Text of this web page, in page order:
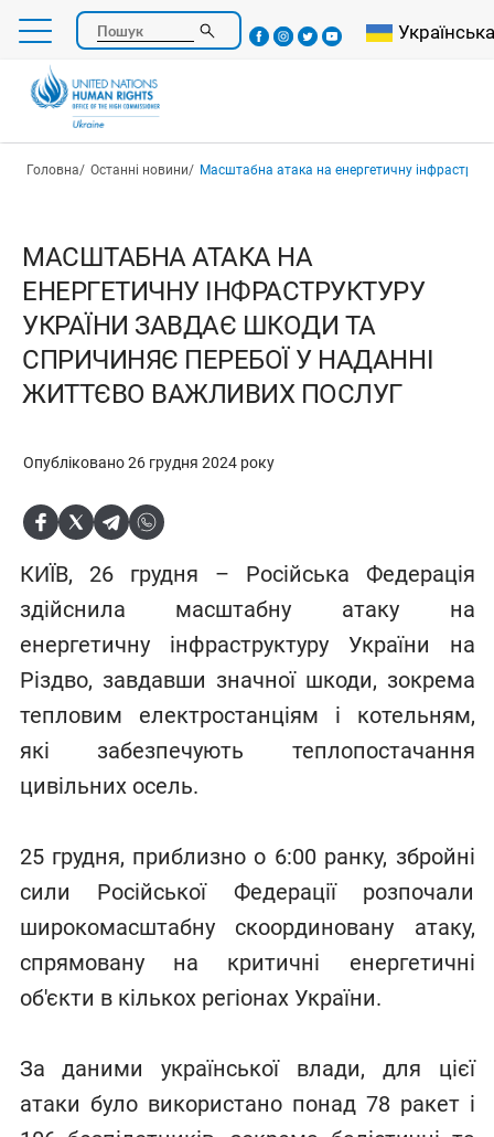
Перейти
основного
Пошук Select your
Українська
Рядок навіґації
Головна Останні новини Масштабна атака на енергетичну інфраструктуру України завдає шкоди та спричиняє
МАСШТАБНА АТАКА НА
ЕНЕРГЕТИЧНУ ІНФРАСТРУКТУРУ
УКРАЇНИ ЗАВДАЄ ШКОДИ ТА
СПРИЧИНЯЄ ПЕРЕБОЇ У НАДАННІ
ЖИТТЄВО ВАЖЛИВИХ ПОСЛУГ
Опубліковано 26 грудня 2024 року
КИЇВ, 26 грудня – Російська Федерація
здійснила масштабну атаку на
енергетичну інфраструктуру України на
Різдво, завдавши значної шкоди, зокрема
тепловим електростанціям і котельням,
які забезпечують теплопостачання
цивільних осель.
25 грудня, приблизно о 6:00 ранку, збройні
сили Російської Федерації розпочали
широкомасштабну скоординовану атаку,
спрямовану на критичні енергетичні
об'єкти в кількох регіонах України.
За даними української влади, для цієї
атаки було використано понад 78 ракет і